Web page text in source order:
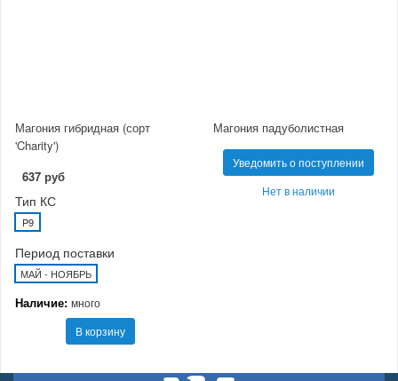
Магония гибридная (сорт
'Charity')
637 руб
Тип КС
P9
Период поставки
МАЙ - НОЯБРЬ
Наличие: много
В корзину
Магония падуболистная
Уведомить о поступлении
Нет в наличии